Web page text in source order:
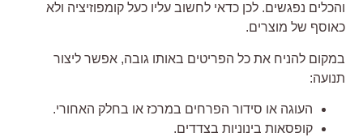
והכלים נפגשים. לכן כדאי לחשוב עליו כעל קומפוזיציה ולא
כאוסף של מוצרים.
במקום להניח את כל הפריטים באותו גובה, אפשר ליצור
תנועה:
העוגה או סידור הפרחים במרכז או בחלק האחורי.
קופסאות בינוניות בצדדים.